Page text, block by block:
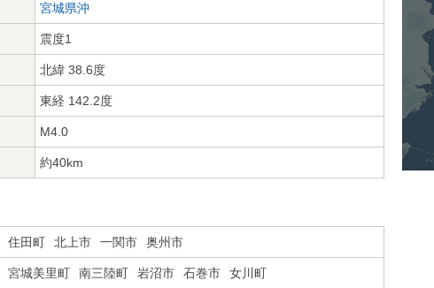
宮城県沖
震度1
北緯 38.6度
東経 142.2度
M4.0
約40km
住田町 北上市 一関市 奥州市
宮城美里町 南三陸町 岩沼市 石巻市 女川町